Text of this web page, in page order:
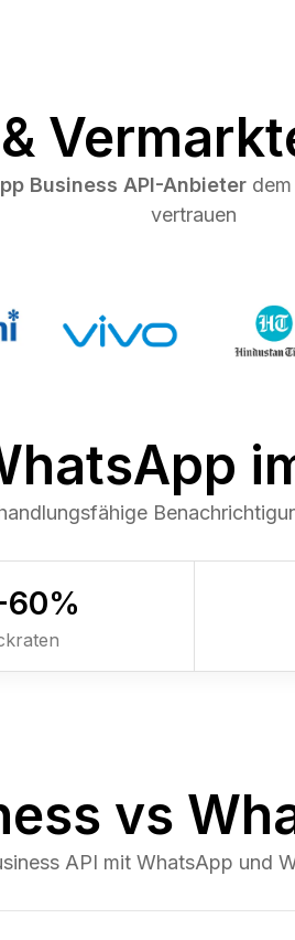
Business API-Anbieterdem
vertrauen
60%
vs
API mit WhatsApp und